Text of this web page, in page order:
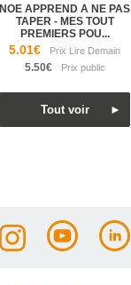
NOE APPREND A NE PAS
TAPER - MES TOUT
PREMIERS POU...
5.01€
5.50€